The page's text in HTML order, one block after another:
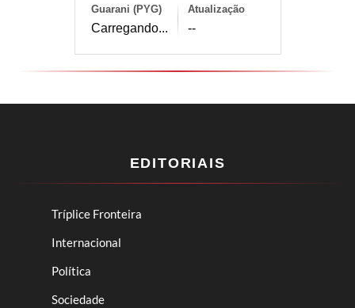
Guarani (PYG)
Carregando...
Atualização
--
EDITORIAIS
Tríplice Fronteira
Internacional
Política
Sociedade